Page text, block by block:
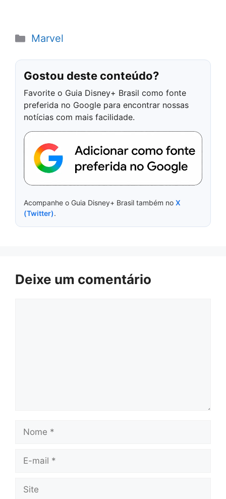
Categorias
Marvel
Gostou deste conteúdo?
Favorite o Guia Disney+ Brasil como fonte
preferida no Google para encontrar nossas
notícias com mais facilidade.
Acompanhe o Guia Disney+ Brasil também no X
(Twitter).
Deixe um comentário
Nome
E-
Site